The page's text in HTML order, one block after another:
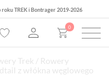
roku TREK i Bontrager 2019-2026
0
Trek
Rowery
z włókna węglowego